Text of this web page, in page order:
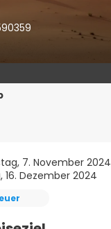
7. November 2024
16. Dezember 2024